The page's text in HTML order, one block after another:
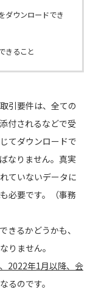
ダウンロードでき
きること
引要件は、全ての
付されるなどで受
てダウンロードで
なりません。真実
ていないデータに
必要です。（事務
きるかどうかも、
りません。
2022年1月以降、会
るのです。